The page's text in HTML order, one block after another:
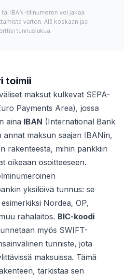
IBAN-tilinumeron voi jakaa
varten. Älä koskaan jaa
tunnuslukua.
toimii
maksut kulkevat SEPA-
Payments Area), jossa
aina IBAN (International Bank
maksun saajan IBANin,
rakenteesta, mihin pankkiin
oikeaan osoitteeseen.
yksilöivä tunnus: se
Nordea, OP,
rahalaitos. BIC-koodi
myös SWIFT-
tunniste, jota
maksuissa. Tämä
tarkistaa sen